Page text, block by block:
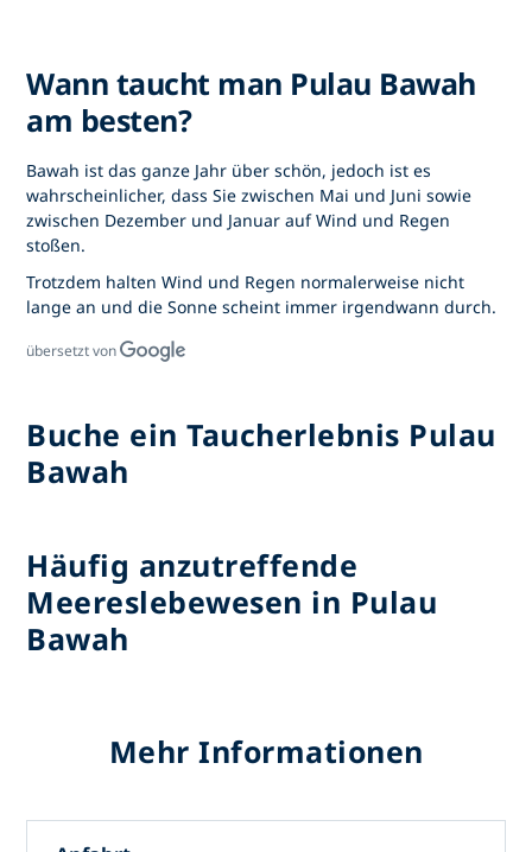
Wann taucht man Pulau Bawah
am besten?
Bawah ist das ganze Jahr über schön, jedoch ist es
wahrscheinlicher, dass Sie zwischen Mai und Juni sowie
zwischen Dezember und Januar auf Wind und Regen
stoßen.
Trotzdem halten Wind und Regen normalerweise nicht
lange an und die Sonne scheint immer irgendwann durch.
übersetzt von
Buche ein Taucherlebnis Pulau
Bawah
Häufig anzutreffende
Meereslebewesen in Pulau
Bawah
Mehr Informationen